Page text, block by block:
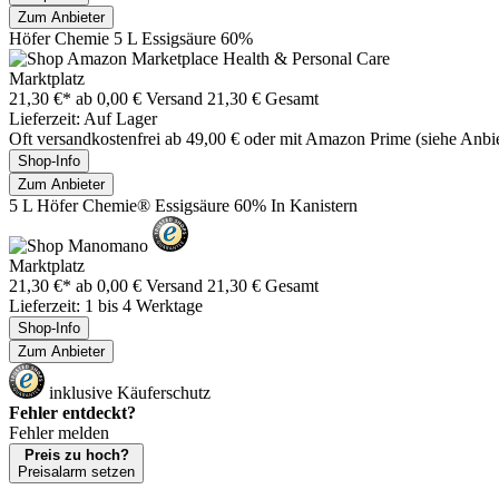
Zum Anbieter
Höfer Chemie 5 L Essigsäure 60%
Marktplatz
21,30 €* ab 0,00 € Versand 21,30 € Gesamt
Lieferzeit: Auf Lager
Oft versandkostenfrei ab 49,00 € oder mit Amazon Prime (siehe
Shop-Info
Zum Anbieter
5 L Höfer Chemie® Essigsäure 60% In Kanistern
Marktplatz
21,30 €* ab 0,00 € Versand 21,30 € Gesamt
Lieferzeit: 1 bis 4 Werktage
Shop-Info
Zum Anbieter
inklusive Käuferschutz
Fehler entdeckt?
Fehler melden
Preis zu hoch?
Preisalarm setzen